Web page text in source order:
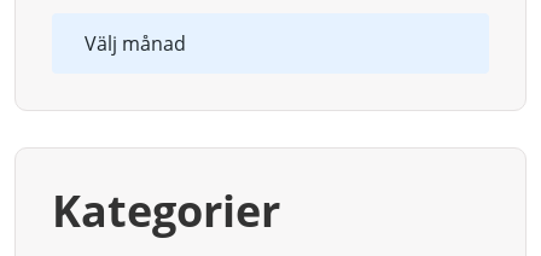
Kategorier